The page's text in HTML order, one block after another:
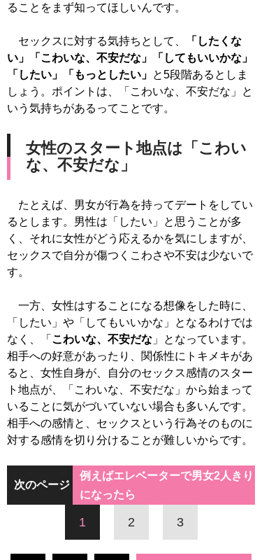
ることをまず知ってほしいんです。
セックスに対する気持ちとして、
「したくな
い」「こわいな、不安だな」「してもいいかな」
「したい」「もっとしたい」 と5段階あるとしま
しょう。ポイントは、「こわいな、不安だな」と
いう気持ちがあるってことです。
女性のスタート地点は「こわい
な、不安だな」
たとえば、男女が行為を持ってデートをしてい
るとします。男性は「したい」と思うことが多
く、それに女性がどう応えるかを気にしますが、
セックスで自分が傷つくこわさや不安は少ないで
す。
一方、女性はすることになる想像をした時に、
「したい」や「してもいいかな」となるわけでは
なく、「 こわいな、不安だな 」となっています。
相手への好意があったり、関係性にトキメキがあ
ると、女性自身が、自分のセックス感情のスター
ト地点が、「こわいな、不安だな」から始まって
いることに気がづいていない場合も多いんです。
相手への感情と、セックスという行為そのものに
対する感情を切り分けることが難しいからです。
次のページ
例えばエレベーターで男女2人きり
になったら
1 2 3